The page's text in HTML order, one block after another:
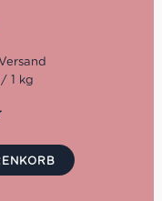
oder als luxuriöse
1 kg